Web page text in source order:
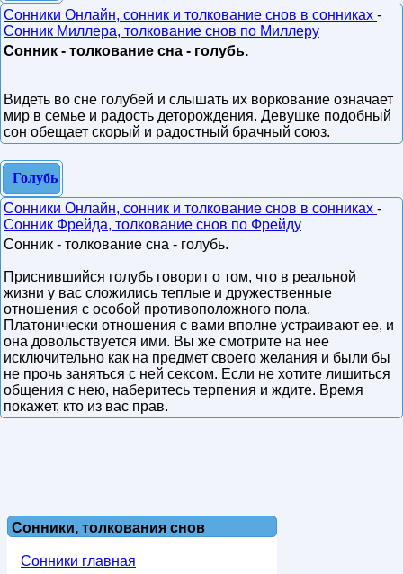
Сонники Онлайн, сонник и толкование снов в сонниках -
Сонник Миллера, толкование снов по Миллеру
Сонник - толкование сна - голубь.
Видеть во сне голубей и слышать их воркование означает
мир в семье и радость деторождения. Девушке подобный
сон обещает скорый и радостный брачный союз.
Голубь
Сонники Онлайн, сонник и толкование снов в сонниках -
Сонник Фрейда, толкование снов по Фрейду
Сонник - толкование сна - голубь.
Приснившийся голубь говорит о том, что в реальной
жизни у вас сложились теплые и дружественные
отношения с особой противоположного пола.
Платонически отношения с вами вполне устраивают ее, и
она довольствуется ими. Вы же смотрите на нее
исключительно как на предмет своего желания и были бы
не прочь заняться с ней сексом. Если не хотите лишиться
общения с нею, наберитесь терпения и ждите. Время
покажет, кто из вас прав.
Сонники, толкования снов
Сонники главная